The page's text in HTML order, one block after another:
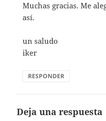
Muchas gracias. Me
así.
un saludo
iker
RESPONDER
Deja una respuesta